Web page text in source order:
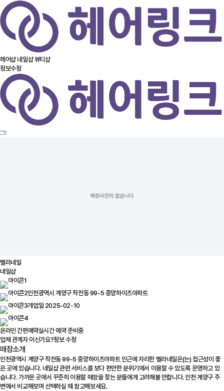
헤어샵 네일샵뷰티샵
정보수정
벨라네일
네일샵
인천광역시 계양구 작전동 99-5 중앙하이츠아파트
개업일 2025-02-10
온라인 간편예약실시간 예약 준비중
업체 관계자 이신가요?정보 수정
매장소개
인천광역시 계양구 작전동 99-5 중앙하이츠아파트 인근에 자리한 벨라네일은(는) 접근성이 좋
은 곳에 있습니다. 네일샵 관련 서비스를 보다 편안한 분위기에서 이용할 수 있도록 운영하고 있
습니다. 가까운 곳에서 꾸준히 이용할 매장을 찾는 분들에게 고려해볼 만합니다. 인천 계양구 주
변에서 비교해보며 선택하실 때 참고해보세요.